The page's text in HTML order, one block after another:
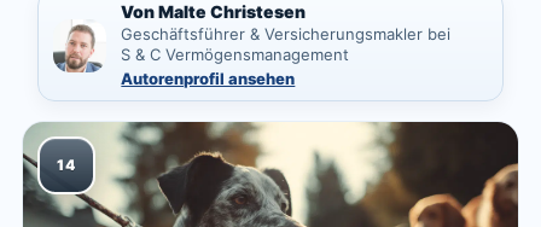
Von Malte Christesen
Geschäftsführer & Versicherungsmakler bei
S & C Vermögensmanagement
Autorenprofil ansehen
14